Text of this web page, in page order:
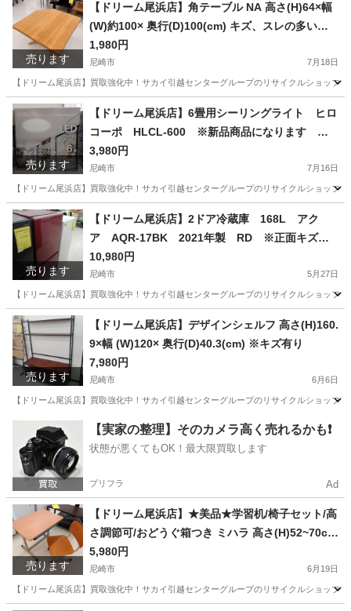
売ります
【ドリーム尾浜店】角テーブル NA 高さ(H)64×幅
(W)約100× 奥行(D)100(cm) キズ、スレの多い商
品です。
1,980円
尼崎市 7月18日
【ドリーム尾浜店】買取強化中！サカイ引越センターグループのリサイクルショッ
兵庫 尼崎市 テーブル ドリーム
売ります
【ドリーム尾浜店】6畳用シーリングライト ヒロ
コーポ HLCL-600 ※新品商品になります 高
さ(H)--×幅 (W)--× 奥行(D)--(cm)
3,980円
尼崎市 7月16日
【ドリーム尾浜店】買取強化中！サカイ引越センターグループのリサイクルショッ
兵庫 尼崎市 照明器具 店頭
売ります
【ドリーム尾浜店】2ドア冷蔵庫 168L アク
ア AQR-17BK 2021年製 RD ※正面キズ、
スレ等あり ※動作確認〇 高さ(H)121.5×幅 (W)
52.5× 奥行(D)59.3(cm)
10,980円
尼崎市 5月27日
【ドリーム尾浜店】買取強化中！サカイ引越センターグループのリサイクルショッ
兵庫 尼崎市 キッチン家電
売ります
【ドリーム尾浜店】デザインシェルフ 高さ(H)160.
9×幅 (W)120× 奥行(D)40.3(cm) ※キズ有り
7,980円
尼崎市 6月6日
【ドリーム尾浜店】買取強化中！サカイ引越センターグループのリサイクルショッ
収納家具 デザインシェルフ
【実家の整理】そのカメラ高く売れるかも❗️
状態が悪くてもOK！最大限買取します
プリフラ Ad
売ります
【ドリーム尾浜店】★美品★学習机/椅子セット/高
さ調節可/おどうぐ箱つき ミハラ 高さ(H)52~70cm
× 幅(W)65cm× 奥行(D)44.5cm
5,980円
尼崎市 6月19日
【ドリーム尾浜店】買取強化中！サカイ引越センターグループのリサイクルショッ